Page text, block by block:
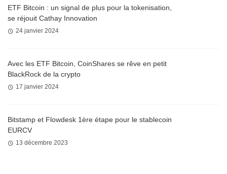
ETF Bitcoin : un signal de plus pour la tokenisation,
se réjouit Cathay Innovation
24 janvier 2024
Avec les ETF Bitcoin, CoinShares se rêve en petit
BlackRock de la crypto
17 janvier 2024
Bitstamp et Flowdesk 1ère étape pour le stablecoin
EURCV
13 décembre 2023